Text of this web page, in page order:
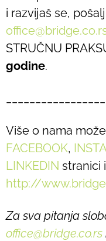
i razvijaš se,
STRUČNU
godine.
Više o nama
FACEBOOK,
LINKEDIN stranici
http://
Za sva pitanja
office@bridge.co.rs